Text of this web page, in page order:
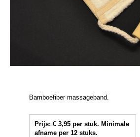
Bamboefiber massageband.
Prijs: € 3,95 per stuk. Minimale
afname per 12 stuks.